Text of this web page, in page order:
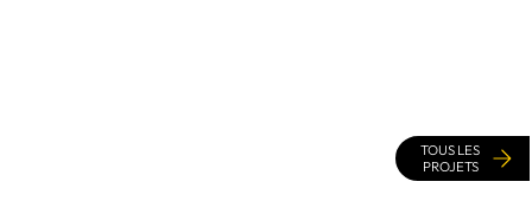
TOUS LES
PROJETS